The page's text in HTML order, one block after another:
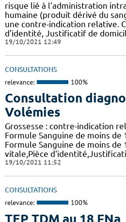
risque lié à l'administration
humaine (produit dérivé du
une contre-indication relative.
d'identité, Justificatif de
19/10/2021 12:49
CONSULTATIONS
relevance: 100%
Consultation
Volémies
Grossesse : contre-indication
Formule Sanguine de moins de
Formule Sanguine de moins de
vitale,Pièce
19/10/2021 11:52
CONSULTATIONS
relevance: 100%
TEP TDM au 18 FNa